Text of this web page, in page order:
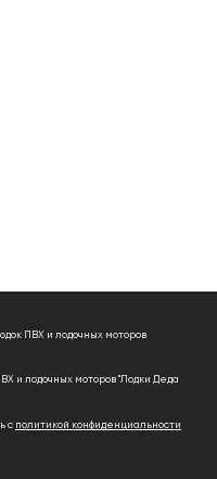
ПВХ и лодочных моторов
и лодочных моторов "Лодки Деда
с политикой конфиденциальности